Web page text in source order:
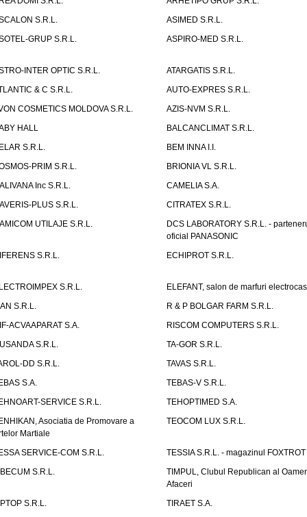
S.R.L.
ASIMED S.R.L.
GRUP S.R.L.
ASPIRO-MED S.R.L.
INTER OPTIC S.R.L.
ATARGATIS S.R.L.
& C S.R.L.
AUTO-EXPRES S.R.L.
COSMETICS MOLDOVA S.R.L.
AZIS-NVM S.R.L.
HALL
BALCANCLIMAT S.R.L.
S.R.L.
BEM INNA I.I.
PRIM S.R.L.
BRIONIA VL S.R.L.
Inc S.R.L.
CAMELIA S.A.
PLUS S.R.L.
CITRATEX S.R.L.
UTILAJE S.R.L.
DCS LABORATORY S.R.L. -
oficial PANASONIC
S.R.L.
ECHIPROT S.R.L.
S.R.L.
ELEFANT, salon de marfuri
S.R.L.
R & P BOLGAR FARM S.R.L.
ACVAAPARAT S.A.
RISCOM COMPUTERS S.R.L.
S.R.L.
TA-GOR S.R.L.
DD S.R.L.
TAVAS S.R.L.
S.A.
TEBAS-V S.R.L.
SERVICE S.R.L.
TEHOPTIMED S.A.
Asociatia de Promovare a
Martiale
TEOCOM LUX S.R.L.
SERVICE-COM S.R.L.
TESSIA S.R.L. - magazinul FOXTROT
S.R.L.
TIMPUL, Clubul Republican al
Afaceri
S.R.L.
TIRAET S.A.